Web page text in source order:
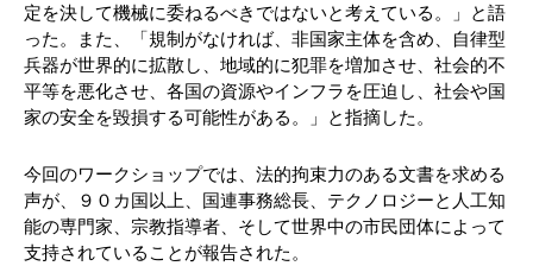
定を決して機械に委ねるべきではないと考えている。」と語
った。また、「規制がなければ、非国家主体を含め、自律型
兵器が世界的に拡散し、地域的に犯罪を増加させ、社会的不
平等を悪化させ、各国の資源やインフラを圧迫し、社会や国
家の安全を毀損する可能性がある。」と指摘した。
今回のワークショップでは、法的拘束力のある文書を求める
声が、９０カ国以上、国連事務総長、テクノロジーと人工知
能の専門家、宗教指導者、そして世界中の市民団体によって
支持されていることが報告された。